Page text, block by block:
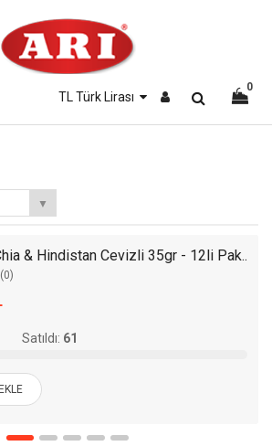
0
▼
& Hindistan Cevizli 35gr - 12li Pak..
(0)
Satıldı: 61